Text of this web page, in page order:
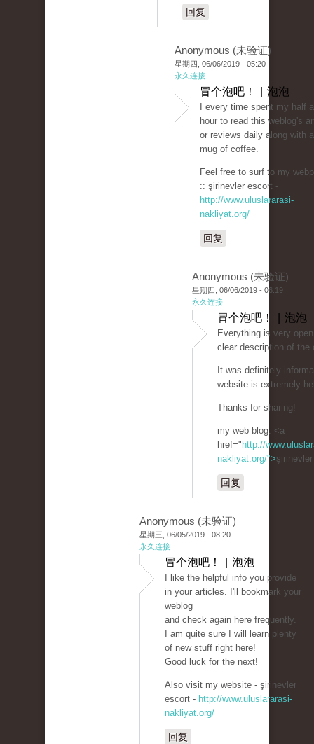
回复
Anonymous (未验证)
星期四, 06/06/2019 - 05:20
永久连接
冒个泡吧！ | 泡泡
I every time spent my half
hour to read this weblog's
or reviews daily along with a
mug of coffee.
Feel free to surf to my
:: şirinevler escort -
http://www.uluslararasi-
nakliyat.org/
回复
Anonymous (未验证)
星期四, 06/06/2019 - 06:19
永久连接
冒个泡吧！ | 泡泡
Everything is very
clear description of the
It was definitely
website is extremely
Thanks for sharing!
my web blog: <a
href=" http://
nakliyat.org/">
回复
Anonymous (未验证)
星期三, 06/05/2019 - 08:20
永久连接
冒个泡吧！ | 泡泡
I like the helpful info you provide
in your articles. I'll bookmark your
weblog
and check again here frequently.
I am quite sure I will learn plenty
of new stuff right here!
Good luck for the next!
Also visit my website - şirinevler
escort - http://www.uluslararasi-
nakliyat.org/
回复